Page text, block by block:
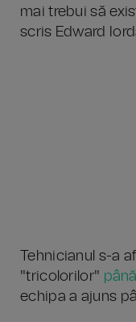
mai trebui să
scris Edward
Tehnicianul s-a
"tricolorilor"
echipa a ajuns